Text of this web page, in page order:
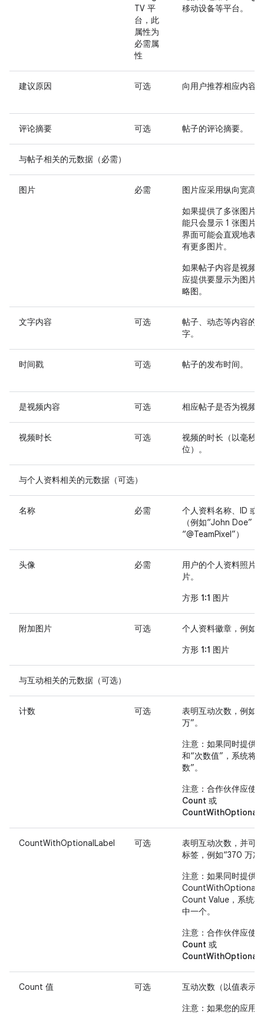
TV 平
台，此
属性为
必需属
性
移动设备等平台。
建议原因 可选 向用户推荐相应内容
评论摘要 可选 帖子的评论摘要。
与帖子相关的元数据（必需）
图片 必需 图片应采用纵向宽高比
如果提供了多张图片
能只会显示 1 张图片
界面可能会直观地表
有更多图片。
如果帖子内容是视频
应提供要显示为图片
略图。
文字内容 可选
帖子、动态等内容的
字。
时间戳 可选 帖子的发布时间。
是视频内容 可选 相应帖子是否为视频？
视频时长 可选
视频的时长（以毫秒
位）。
与个人资料相关的元数据（可选）
名称 必需
个人资料名称、ID 或
（例如“John Doe”
“@TeamPixel”）
头像 必需
用户的个人资料照片
片。
方形 1:1 图片
附加图片 可选
个人资料徽章，例如
方形 1:1 图片
与互动相关的元数据（可选）
计数 可选
表明互动次数，例如
万”。
注意 ：如果同时提供
和“次数值”，系统将
数”。
注意 ：合作伙伴应使用
Count 或
CountWithOptionalLabel 可选
表明互动次数，并可
标签，例如“370 万次
注意 ：如果同时提供了
Count Value，系统将
中一个。
注意 ：合作伙伴应使用
Count 或
Count 值 可选
互动次数（以值表示
注意 ：如果您的应用